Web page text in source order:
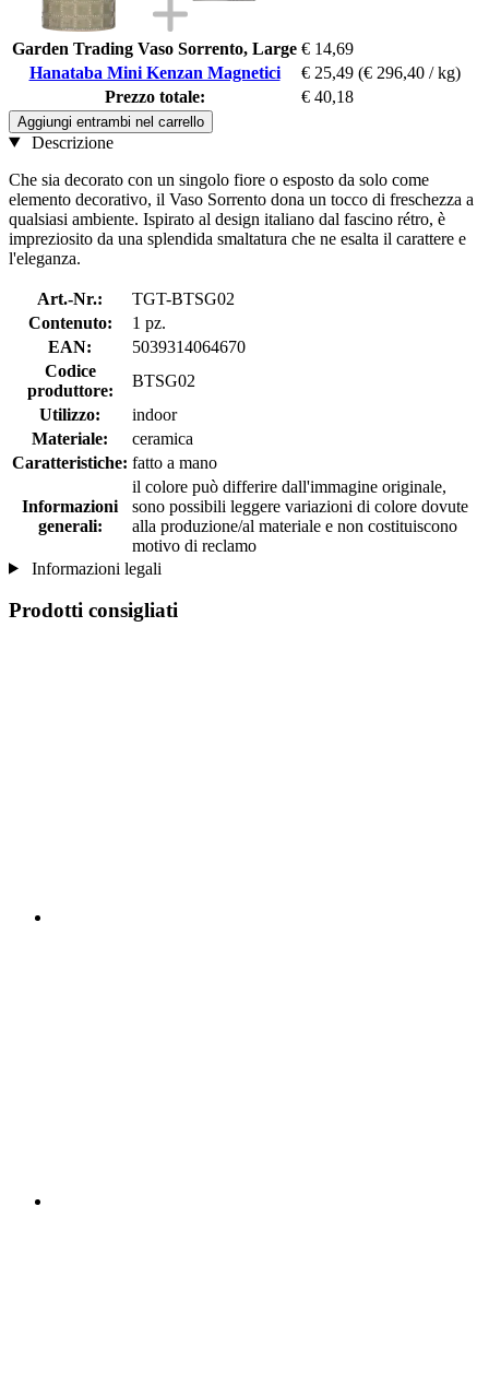
Garden Trading Vaso Sorrento, Large € 14,69
Hanataba Mini Kenzan Magnetici
€ 25,49 (€ 296,40 / kg)
Prezzo totale:
€ 40,18
Aggiungi entrambi nel carrello
Descrizione
Che sia decorato con un singolo fiore o esposto da solo come
elemento decorativo, il Vaso Sorrento dona un tocco di freschezza a
qualsiasi ambiente. Ispirato al design italiano dal fascino rétro, è
impreziosito da una splendida smaltatura che ne esalta il carattere e
l'eleganza.
Art.-Nr.:
TGT-BTSG02
Contenuto:
1 pz.
EAN:
5039314064670
Codice
produttore:
BTSG02
Utilizzo:
indoor
Materiale:
ceramica
Caratteristiche: fatto a mano
Informazioni
generali:
il colore può differire dall'immagine originale,
sono possibili leggere variazioni di colore dovute
alla produzione/al materiale e non costituiscono
motivo di reclamo
Informazioni legali
Prodotti consigliati